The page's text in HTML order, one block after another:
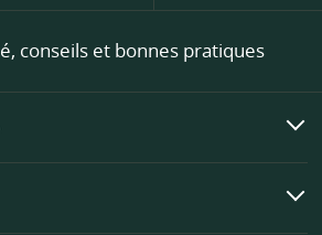
conseils et bonnes pratiques